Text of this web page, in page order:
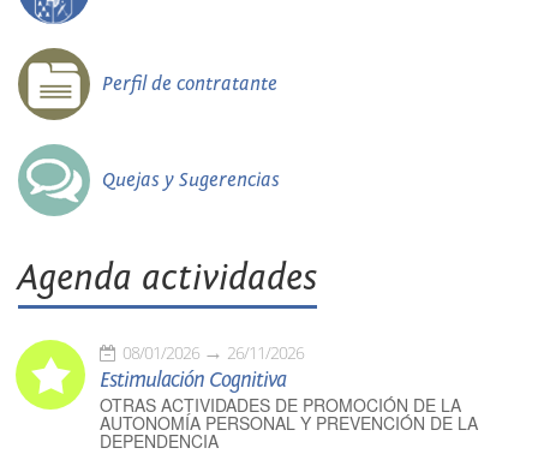
Perfil de contratante
Quejas y Sugerencias
Agenda actividades
08/01/2026 26/11/2026
Estimulación Cognitiva
OTRAS ACTIVIDADES DE PROMOCIÓN DE LA
AUTONOMÍA PERSONAL Y PREVENCIÓN DE LA
DEPENDENCIA